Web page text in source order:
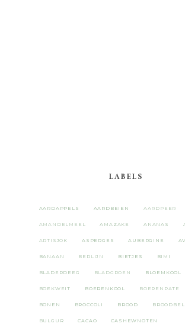
LABELS
AARDAPPELS AARDBEIEN AARDPEER
AMANDELMEEL AMAZAKE ANANAS
ARTISJOK ASPERGES AUBERGINE
BANAAN BERLIJN BIETJES BIMI
BLADERDEEG BLADGROEN BLOEMKOOL
BOEKWEIT BOERENKOOL BOERENPATE
BONEN BROCCOLI BROOD
BULGUR CACAO CASHEWNOTEN